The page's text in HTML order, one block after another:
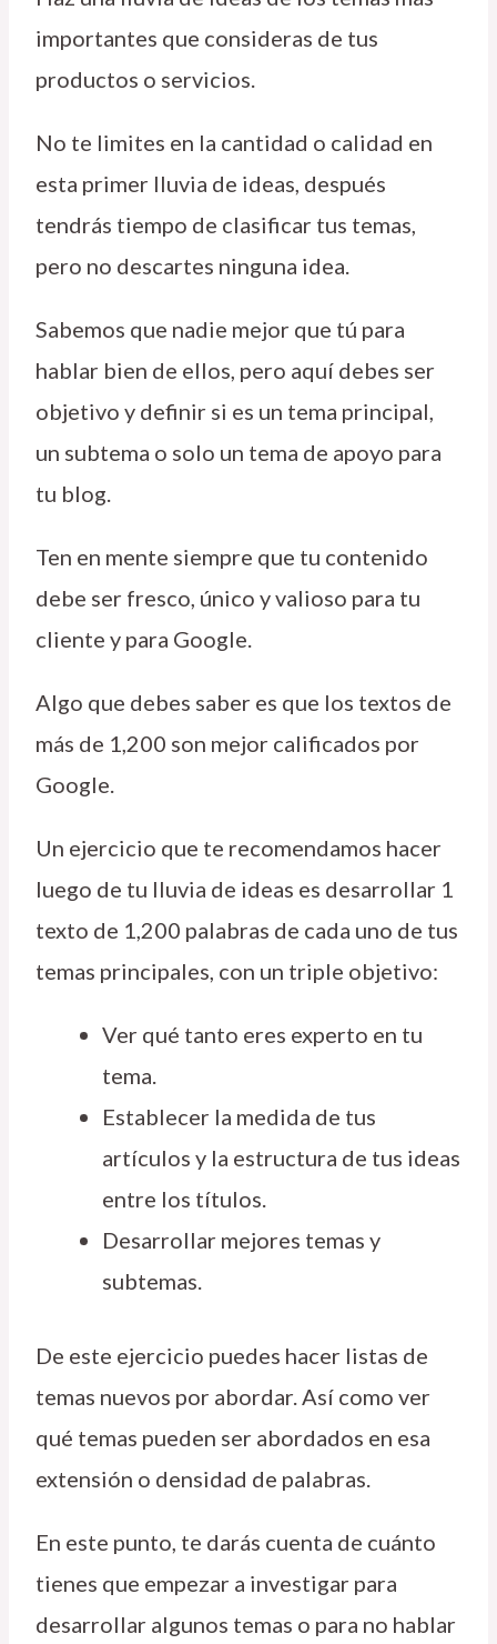
importantes que consideras de tus
productos o servicios.
No te limites en la cantidad o calidad en
esta primer lluvia de ideas, después
tendrás tiempo de clasificar tus temas,
pero no descartes ninguna idea.
Sabemos que nadie mejor que tú para
hablar bien de ellos, pero aquí debes ser
objetivo y definir si es un tema principal,
un subtema o solo un tema de apoyo para
tu blog.
Ten en mente siempre que tu contenido
debe ser fresco, único y valioso para tu
cliente y para Google.
Algo que debes saber es que los textos de
más de 1,200 son mejor calificados por
Google.
Un ejercicio que te recomendamos hacer
luego de tu lluvia de ideas es desarrollar 1
texto de 1,200 palabras de cada uno de tus
temas principales, con un triple objetivo:
Ver qué tanto eres experto en tu
tema.
Establecer la medida de tus
artículos y la estructura de tus ideas
entre los títulos.
Desarrollar mejores temas y
subtemas.
De este ejercicio puedes hacer listas de
temas nuevos por abordar. Así como ver
qué temas pueden ser abordados en esa
extensión o densidad de palabras.
En este punto, te darás cuenta de cuánto
tienes que empezar a investigar para
desarrollar algunos temas o para no hablar